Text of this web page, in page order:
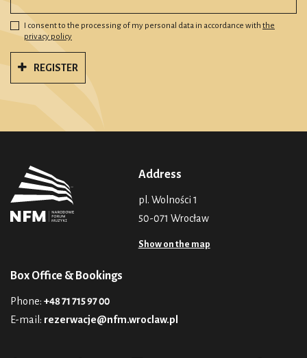
I consent to the processing of my personal data in accordance with the
privacy policy
REGISTER
Address
pl. Wolności 1
50-071 Wrocław
Show on the map
Box Office & Bookings
Phone: +48 71 715 97 00
E-mail: rezerwacje@nfm.wroclaw.pl